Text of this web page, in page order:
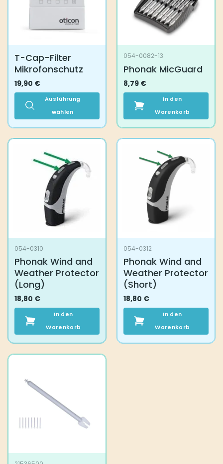
Optionen
können
Produktseite
gewählt
werden
T-Cap-Filter
Mikrofonschutz
19,90 €
Ausführung
wählen
Varianten
Optionen
Produktseite
gewählt
werden
054-0082-13
Phonak MicGuard
8,79 €
In den
Warenkorb
054-0310
Phonak Wind and
Weather Protector
(Long)
18,80 €
In den
Warenkorb
054-0312
Phonak Wind and
Weather Protector
(Short)
18,80 €
In den
Warenkorb